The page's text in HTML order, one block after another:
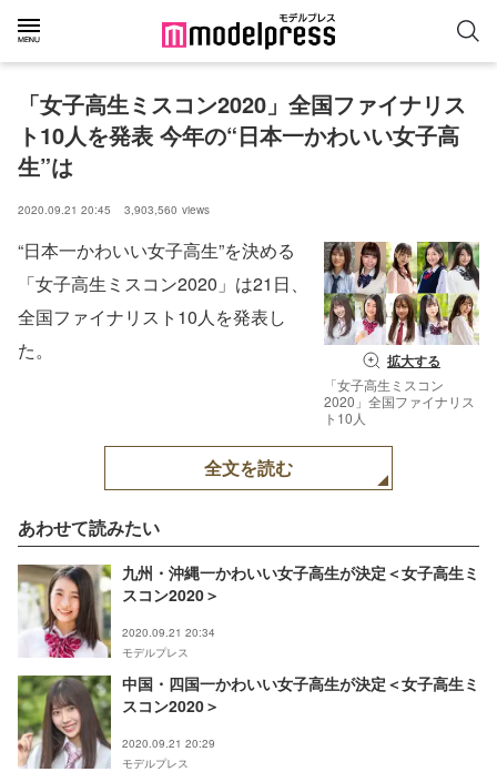
「女子高生ミスコン2020」全国ファイナリス
ト10人を発表 今年の“日本一かわいい女子高
生”は
2020.09.21 20:45 3,903,560 views
拡大する
「女子高生ミスコン
2020」全国ファイナリス
ト10人
“日本一かわいい女子高生”を決める
「女子高生ミスコン2020」は21日、
全国ファイナリスト10人を発表し
た。
全文を読む
あわせて読みたい
九州・沖縄一かわいい女子高生が決定＜女子高生ミ
スコン2020＞
2020.09.21 20:34
モデルプレス
中国・四国一かわいい女子高生が決定＜女子高生ミ
スコン2020＞
2020.09.21 20:29
モデルプレス